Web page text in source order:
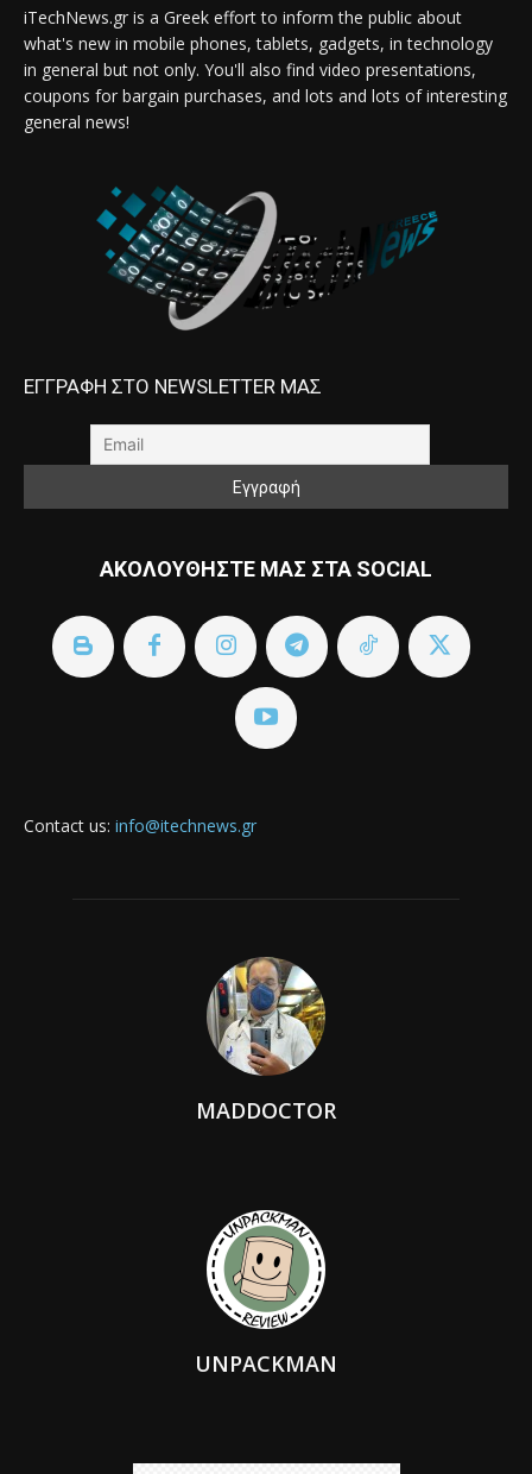
iTechNews.gr is a Greek effort to inform the public about
what's new in mobile phones, tablets, gadgets, in technology
in general but not only. You'll also find video presentations,
coupons for bargain purchases, and lots and lots of interesting
general news!
ΕΓΓΡΑΦΗ ΣΤΟ NEWSLETTER ΜΑΣ
ΑΚΟΛΟΥΘΗΣΤΕ ΜΑΣ ΣΤΑ SOCIAL
Contact us: info@itechnews.gr
MADDOCTOR
UNPACKMAN